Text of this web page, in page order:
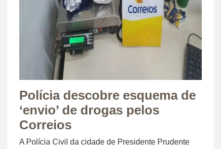
Polícia descobre esquema de
‘envio’ de drogas pelos
Correios
A Polícia Civil da cidade de Presidente Prudente